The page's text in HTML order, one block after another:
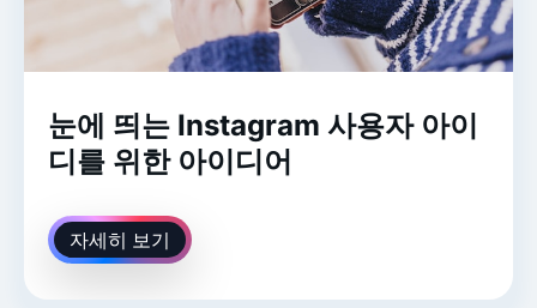
눈에 띄는 Instagram 사용자 아이
디를 위한 아이디어
자세히 보기